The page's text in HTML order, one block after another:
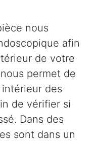
nous
afin
de votre
permet de
des
de vérifier si
Dans des
sont dans un